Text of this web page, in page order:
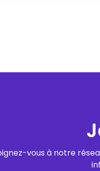
vous à notre